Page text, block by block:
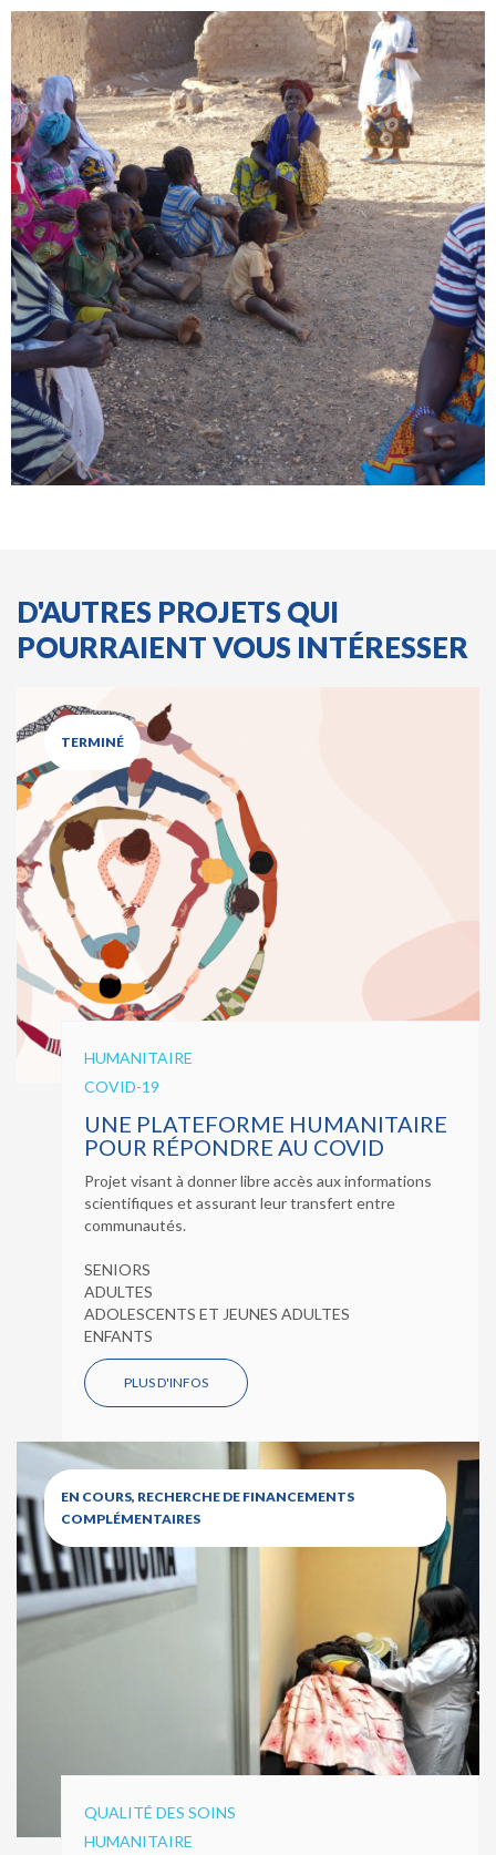
D'AUTRES PROJETS QUI
POURRAIENT VOUS INTÉRESSER
TERMINÉ
HUMANITAIRE
COVID-19
UNE PLATEFORME HUMANITAIRE
POUR RÉPONDRE AU COVID
Projet visant à donner libre accès aux informations
scientifiques et assurant leur transfert entre
communautés.
SENIORS
ADULTES
ADOLESCENTS ET JEUNES ADULTES
ENFANTS
PLUS D'INFOS
EN COURS, RECHERCHE DE FINANCEMENTS
COMPLÉMENTAIRES
QUALITÉ DES SOINS
HUMANITAIRE